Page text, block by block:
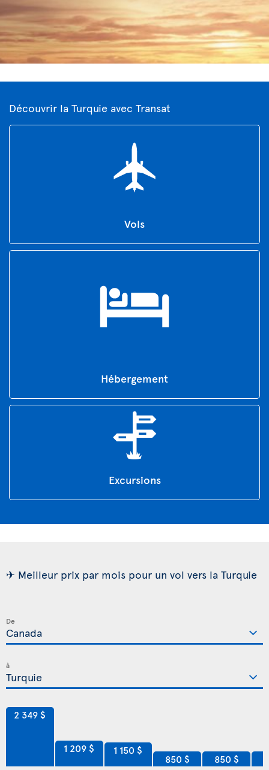
Découvrir la Turquie avec Transat
Vols
Hébergement
Excursions
✈ Meilleur prix par mois pour un vol vers la Turquie
De
à
2 349 $
1 209 $ 1 150 $
850 $ 850 $